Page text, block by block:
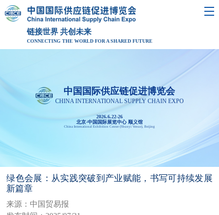
链接世界 共创未来
CONNECTING THE WORLD FOR A SHARED FUTURE
中国国际供应链促进博览会
CHINA INTERNATIONAL SUPPLY CHAIN EXPO
2026.6.22-26
北京·中国国际展览中心 顺义馆
China International Exhibition Center (Shunyi Venue), Beijing
绿色会展：从实践突破到产业赋能，书写可持续发展
新篇章
来源：中国贸易报